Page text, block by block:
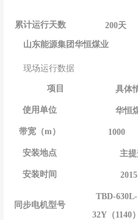
累计运行天数 200天
山东能源集团华恒煤业
现场运行数据
项目 具体
使用单位 华恒
带宽（m） 1000
安装地点 主
安装时间
同步电机型号
TBD-630L-
32Y（1140）